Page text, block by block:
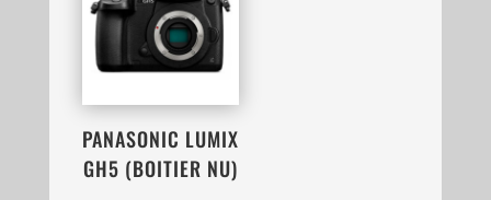
PANASONIC LUMIX
GH5 (BOITIER NU)